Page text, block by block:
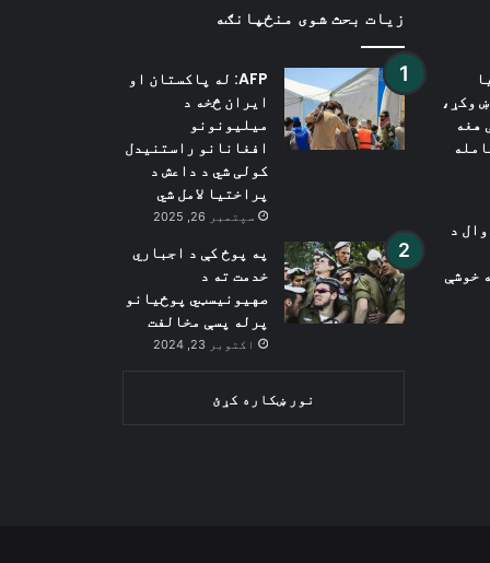
وکړ،
هغه
د
خوشې
زیات بحث شوی منځپانګه
AFP: له پاکستان او
ایران څخه د
میلیونونو
افغانانو راستنیدل
کولی شي د داعش د
پراختیا لامل شي
سپتمبر 26, 2025
په پوځ کې د اجباري
خدمت ته د
صهیونیسټي پوځیانو
پرله پسې مخالفت
اکتوبر 23, 2024
نور ښکاره کړئ